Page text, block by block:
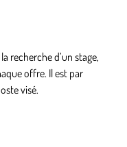
recherche d’un stage,
offre. Il est par
visé.